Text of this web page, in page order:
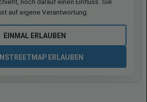
noch darauf einen Einfluss. Sie
auf eigene Verantwortung.
EINMAL ERLAUBEN
ERLAUBEN